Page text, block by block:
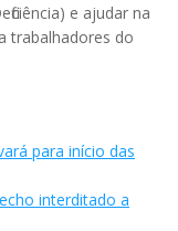
e ajudar na
trabalhadores do
para início das
interditado a